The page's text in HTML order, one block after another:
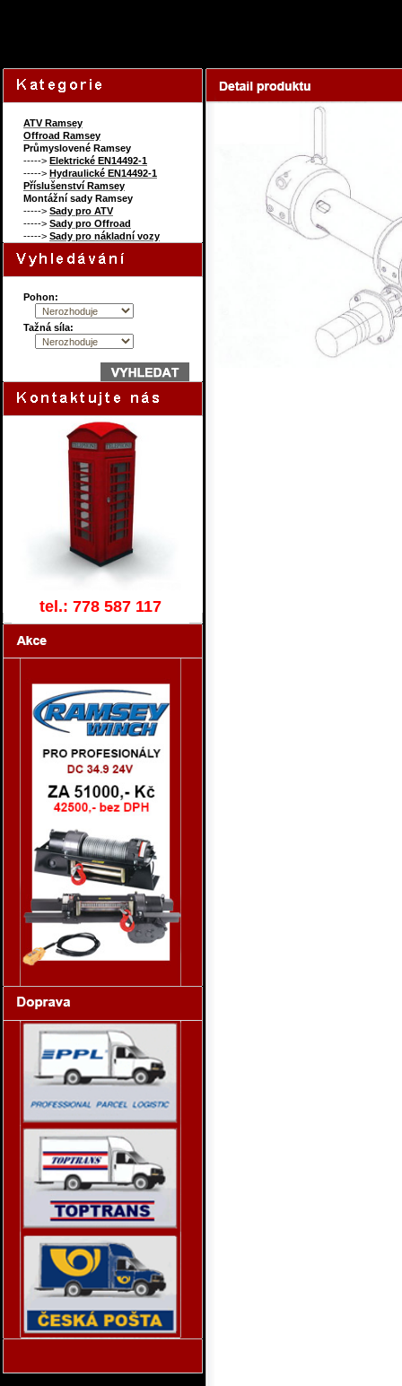
ATV Ramsey
Offroad Ramsey
Průmyslovené Ramsey
-----> Elektrické EN14492-1
-----> Hydraulické EN14492-1
Příslušenství Ramsey
Montážní sady Ramsey
-----> Sady pro ATV
-----> Sady pro Offroad
-----> Sady pro nákladní vozy
Pohon:
Tažná síla:
tel.: 778 587 117